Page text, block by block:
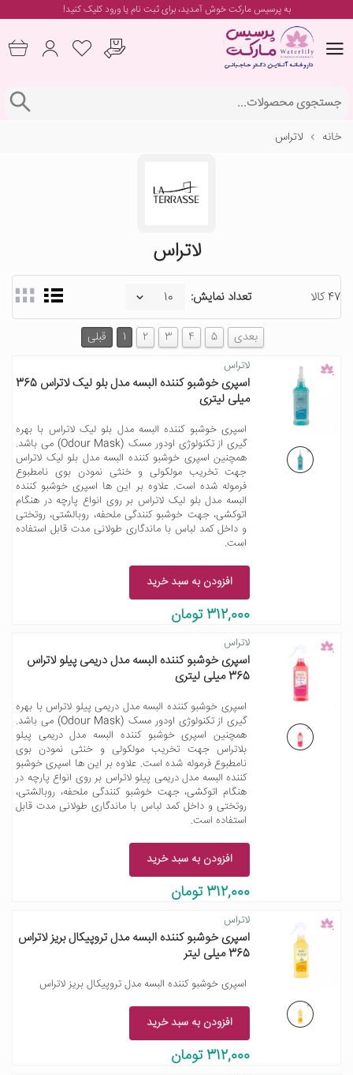
به پرسیس مارکت خوش آمدید، برایثبت نام یا ورودکلیک کنید!
خانه لاتراس
لاتراس
47 کالا تعداد نمایش:
قبلی 1 2 3 4 5 بعدی
لاتراس
اسپری خوشبو کننده البسه مدل بلو لیک لاتراس 365
میلی لیتری
اسپری خوشبو کننده البسه مدل بلو لیک لاتراس با بهره
گیری از تکنولوژی اودور مسک (Odour Mask) می باشد.
همچنین اسپری خوشبو کننده البسه مدل بلو لیک لاتراس
جهت تخریب مولکولی و خنثی نمودن بوی نامطبوع
فرموله شده است. علاوه بر این ها اسپری خوشبو کننده
البسه مدل بلو لیک لاتراس بر روی انواع پارچه در هنگام
اتوکشی، جهت خوشبو کنندگی ملحفه، روبالشتی، روتختی
و داخل کمد لباس با ماندگاری طولانی مدت قابل استفاده
است.
افزودن به سبد خرید
312,000 تومان
لاتراس
اسپری خوشبو کننده البسه مدل دریمی پیلو لاتراس
365 میلی لیتری
اسپری خوشبو کننده البسه مدل دریمی پیلو لاتراس با بهره
گیری از تکنولوژی اودور مسک (Odour Mask) می باشد.
همچنین اسپری خوشبو کننده البسه مدل دریمی پیلو
بلاتراس جهت تخریب مولکولی و خنثی نمودن بوی
نامطبوع فرموله شده است. علاوه بر این ها اسپری خوشبو
کننده البسه مدل دریمی پیلو لاتراس بر روی انواع پارچه در
هنگام اتوکشی، جهت خوشبو کنندگی ملحفه، روبالشتی،
روتختی و داخل کمد لباس با ماندگاری طولانی مدت قابل
استفاده است.
افزودن به سبد خرید
312,000 تومان
لاتراس
اسپری خوشبو کننده البسه مدل تروپیکال بریز لاتراس
365 میلی لیتر
اسپری خوشبو کننده البسه مدل تروپیکال بریز لاتراس
افزودن به سبد خرید
312,000 تومان